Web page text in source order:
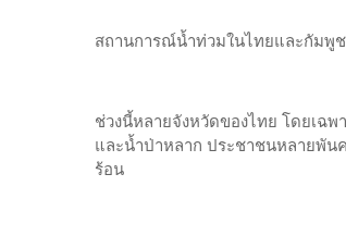
สถานการณ์น้ำท่วมในไทยและกัมพู
ช่วงนี้หลายจังหวัดของไทย โดยเฉ
และน้ำป่าหลาก ประชาชนหลายพัน
ร้อน